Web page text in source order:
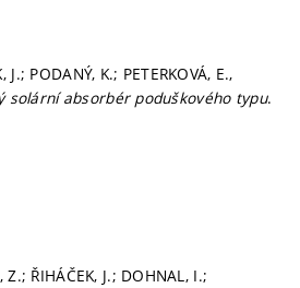
J.; PODANÝ, K.; PETERKOVÁ, E.,
solární absorbér poduškového typu.
Z.; ŘIHÁČEK, J.; DOHNAL, I.;